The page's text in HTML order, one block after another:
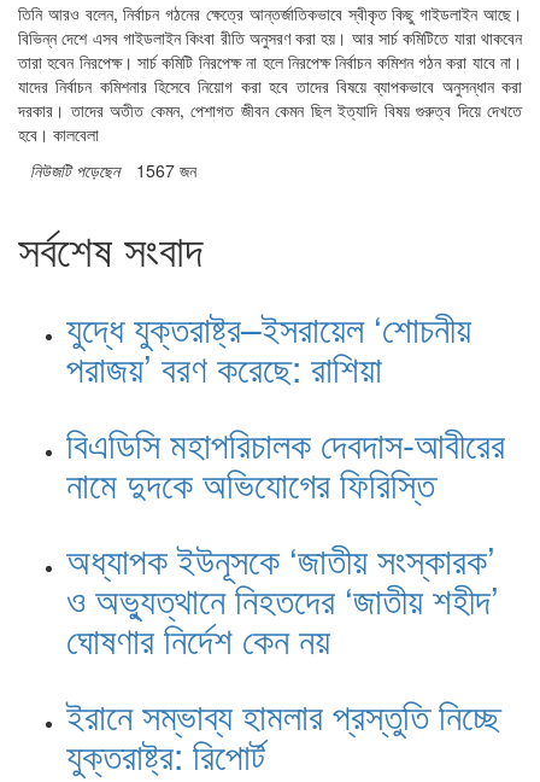
তিনি আরও বলেন, নির্বাচন গঠনের ক্ষেত্রে আন্তর্জাতিকভাবে স্বীকৃত কিছু গাইডলাইন আছে।
বিভিন্ন দেশে এসব গাইডলাইন কিংবা রীতি অনুসরণ করা হয়। আর সার্চ কমিটিতে যারা থাকবেন
তারা হবেন নিরপেক্ষ। সার্চ কমিটি নিরপেক্ষ না হলে নিরপেক্ষ নির্বাচন কমিশন গঠন করা যাবে না।
যাদের নির্বাচন কমিশনার হিসেবে নিয়োগ করা হবে তাদের বিষয়ে ব্যাপকভাবে অনুসন্ধান করা
দরকার। তাদের অতীত কেমন, পেশাগত জীবন কেমন ছিল ইত্যাদি বিষয় গুরুত্ব দিয়ে দেখতে
হবে। কালবেলা
নিউজটি পড়েছেন
1567 জন
সর্বশেষ সংবাদ
যুদ্ধে যুক্তরাষ্ট্র–ইসরায়েল ‘শোচনীয়
পরাজয়’ বরণ করেছে: রাশিয়া
বিএডিসি মহাপরিচালক দেবদাস-আবীরের
নামে দুদকে অভিযোগের ফিরিস্তি
অধ্যাপক ইউনূসকে ‘জাতীয় সংস্কারক’
ও অভ্যুত্থানে নিহতদের ‘জাতীয় শহীদ’
ঘোষণার নির্দেশ কেন নয়
ইরানে সম্ভাব্য হামলার প্রস্তুতি নিচ্ছে
যুক্তরাষ্ট্র: রিপোর্ট